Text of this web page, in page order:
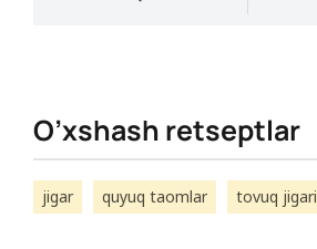
O’xshash retseptlar
jigar quyuq taomlar tovuq jigari